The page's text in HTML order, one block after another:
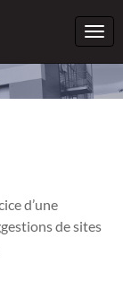
d’une
de sites